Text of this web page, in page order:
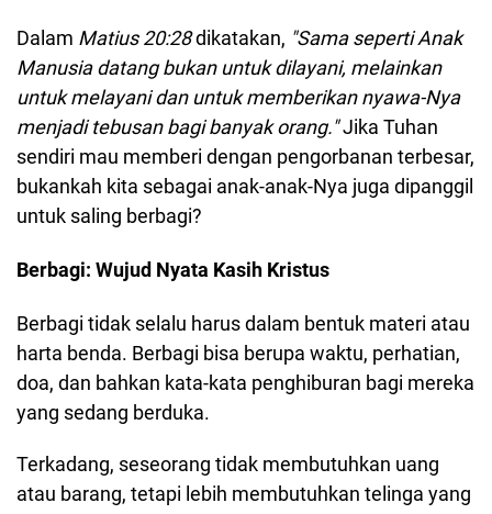
Dalam Matius 20:28dikatakan, "Sama seperti Anak
Manusia datang bukan untuk dilayani, melainkan
untuk melayani dan untuk memberikan nyawa-Nya
menjadi tebusan bagi banyak orang."Jika Tuhan
sendiri mau memberi dengan pengorbanan terbesar,
bukankah kita sebagai anak-anak-Nya juga dipanggil
untuk saling berbagi?
Berbagi: Wujud Nyata Kasih Kristus
Berbagi tidak selalu harus dalam bentuk materi atau
harta benda. Berbagi bisa berupa waktu, perhatian,
doa, dan bahkan kata-kata penghiburan bagi mereka
yang sedang berduka.
Terkadang, seseorang tidak membutuhkan uang
atau barang, tetapi lebih membutuhkan telinga yang